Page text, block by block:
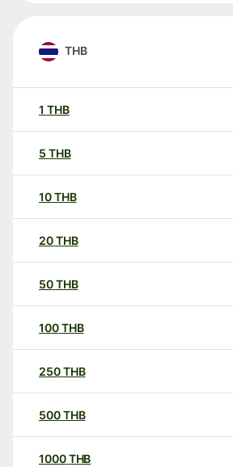
THB
1 THB
5 THB
10THB
20THB
50THB
100THB
250THB
500THB
1000THB